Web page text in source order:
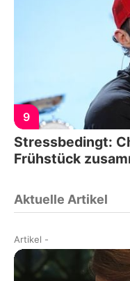
9
Stressbedingt:
Frühstück
Aktuelle Artikel
Artikel -